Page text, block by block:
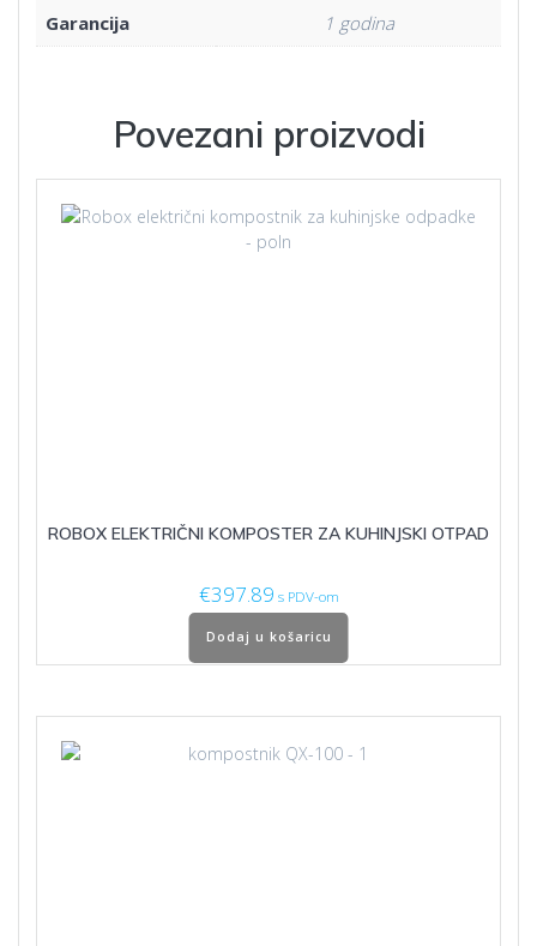
Garancija 1 godina
Povezani proizvodi
ROBOX ELEKTRIČNI KOMPOSTER ZA KUHINJSKI OTPAD
€397.89 s PDV-om
Dodaj u košaricu